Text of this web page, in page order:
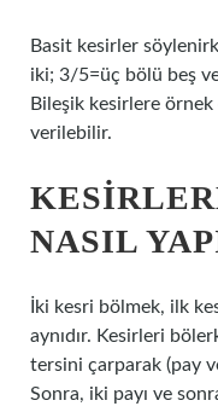
Basit kesirler
iki; 3/5=üç bölü beş
Bileşik kesirlere
verilebilir.
NASIL
İki kesri bölmek, ilk
aynıdır. Kesirleri
tersini çarparak (pay
Sonra, iki payı ve